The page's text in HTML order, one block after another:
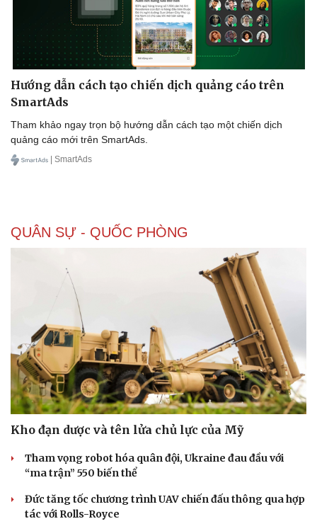
Hướng dẫn cách tạo chiến dịch quảng cáo trên
SmartAds
Tham khảo ngay trọn bộ hướng dẫn cách tạo một chiến dịch
quảng cáo mới trên SmartAds.
| SmartAds
QUÂN SỰ - QUỐC PHÒNG
Kho đạn dược và tên lửa chủ lực của Mỹ
Tham vọng robot hóa quân đội, Ukraine đau đầu với
“ma trận” 550 biến thể
Đức tăng tốc chương trình UAV chiến đấu thông qua hợp
tác với Rolls-Royce